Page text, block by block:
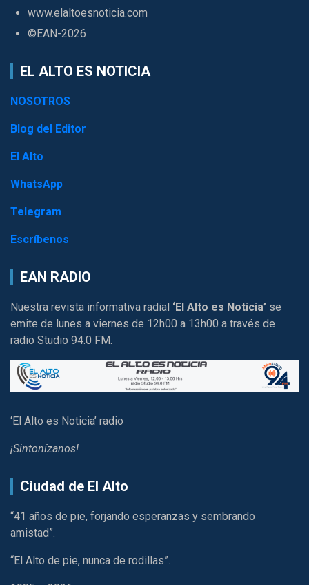
www.elaltoesnoticia.com
©EAN-2026
EL ALTO ES NOTICIA
NOSOTROS
Blog del Editor
El Alto
WhatsApp
Telegram
Escríbenos
EAN RADIO
Nuestra revista informativa radial ‘El Alto es Noticia’ se
emite de lunes a viernes de 12h00 a 13h00 a través de
radio Studio 94.0 FM.
‘El Alto es Noticia’ radio
¡Sintonízanos!
Ciudad de El Alto
“41 años de pie, forjando esperanzas y sembrando
amistad”.
“El Alto de pie, nunca de rodillas”.